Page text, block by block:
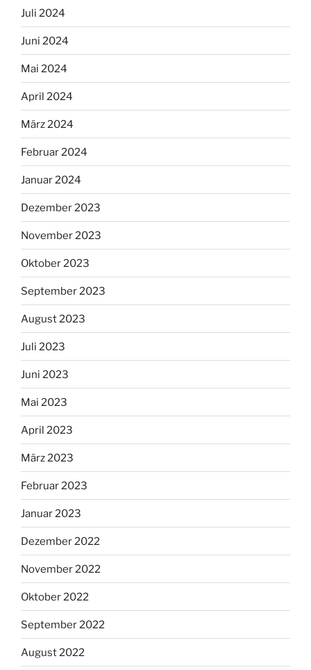
Juli 2024
Juni 2024
Mai 2024
April 2024
März 2024
Februar 2024
Januar 2024
Dezember 2023
November 2023
Oktober 2023
September 2023
August 2023
Juli 2023
Juni 2023
Mai 2023
April 2023
März 2023
Februar 2023
Januar 2023
Dezember 2022
November 2022
Oktober 2022
September 2022
August 2022